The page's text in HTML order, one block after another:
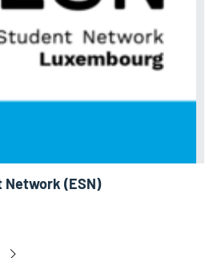
Network (ESN)